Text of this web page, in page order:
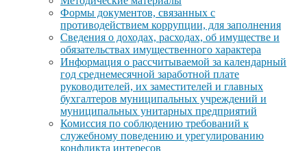
Формы документов, связанных с
противодействием коррупции, для заполнения
Сведения о доходах, расходах, об имуществе и
обязательствах имущественного характера
Информация о рассчитываемой за календарный
год среднемесячной заработной плате
руководителей, их заместителей и главных
бухгалтеров муниципальных учреждений и
муниципальных унитарных предприятий
Комиссия по соблюдению требований к
служебному поведению и урегулированию
конфликта интересов